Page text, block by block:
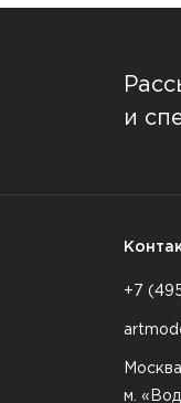
и
+7
м.